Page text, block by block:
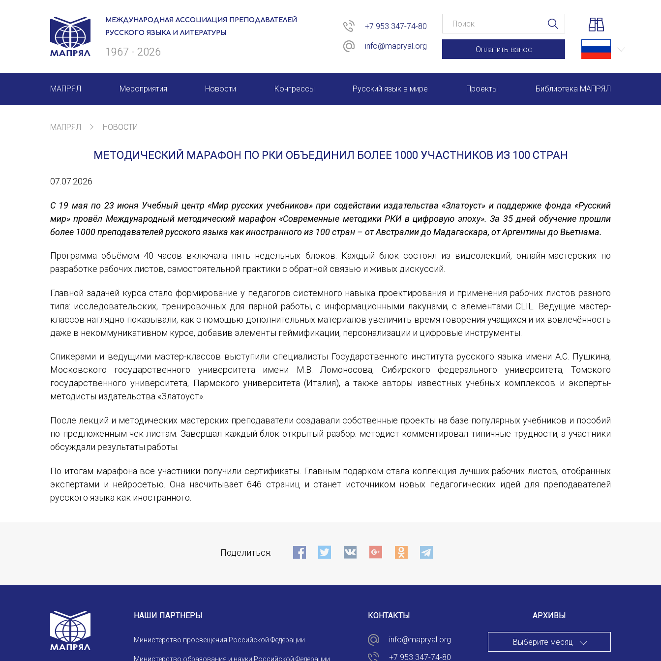
МЕЖДУНАРОДНАЯ АССОЦИАЦИЯ ПРЕПОДАВАТЕЛЕЙ
РУССКОГО ЯЗЫКА И ЛИТЕРАТУРЫ
1967 - 2026
+7 953 347-74-80
info@mapryal.org Оплатить взнос
МАПРЯЛ
Ревизионная комиссия
Секретариат
Члены МАПРЯЛ
Устав МАПРЯЛ
История МАПРЯЛ
Медаль А. С. Пушкина
Оплата членских взносов МАПРЯЛ
Мероприятия
Архив мероприятий
Новости Конгрессы
XV КОНГРЕСС МАПРЯЛ
Русский язык в мире Проекты
Международный форум TERRA RUSISTICA в Рио-де-
Комплексное исследование функционирования
Международный форум TERRA RUSISTICA в Тунисе
«Дар речи: развитие языковой способности при
Год Ф.М. Достоевского: обзор мероприятий 2021
Международный образовательно-культурный форум
Форум в Гаване «Русская литература в Латинской
Мобильное приложение TORFL GO
Библиотека МАПРЯЛ
МАПРЯЛ НОВОСТИ
МЕТОДИЧЕСКИЙ МАРАФОН ПО РКИ ОБЪЕДИНИЛ БОЛЕЕ 1000 УЧАСТНИКОВ ИЗ 100 СТРАН
07.07.2026
С 19 мая по 23 июня Учебный центр «Мир русских учебников» при содействии издательства «Златоуст» и поддержке фонда «Русский
мир» провёл Международный методический марафон «Современные методики РКИ в цифровую эпоху». За 35 дней обучение прошли
более 1000 преподавателей русского языка как иностранного из 100 стран – от Австралии до Мадагаскара, от Аргентины до Вьетнама.
Программа объёмом 40 часов включала пять недельных блоков. Каждый блок состоял из видеолекций, онлайн-мастерских по
разработке рабочих листов, самостоятельной практики с обратной связью и живых дискуссий.
Главной задачей курса стало формирование у педагогов системного навыка проектирования и применения рабочих листов разного
типа: исследовательских, тренировочных для парной работы, с информационными лакунами, с элементами CLIL. Ведущие мастер-
классов наглядно показывали, как с помощью дополнительных материалов увеличить время говорения учащихся и их вовлечённость
даже в некоммуникативном курсе, добавив элементы геймификации, персонализации и цифровые инструменты.
Спикерами и ведущими мастер-классов выступили специалисты Государственного института русского языка имени А.С. Пушкина,
Московского государственного университета имени М.В. Ломоносова, Сибирского федерального университета, Томского
государственного университета, Пармского университета (Италия), а также авторы известных учебных комплексов и эксперты-
методисты издательства «Златоуст».
После лекций и методических мастерских преподаватели создавали собственные проекты на базе популярных учебников и пособий
по предложенным чек-листам. Завершал каждый блок открытый разбор: методист комментировал типичные трудности, а участники
обсуждали результаты работы.
По итогам марафона все участники получили сертификаты. Главным подарком стала коллекция лучших рабочих листов, отобранных
экспертами и нейросетью. Она насчитывает 646 страниц и станет источником новых педагогических идей для преподавателей
русского языка как иностранного.
Поделиться:
АРХИВЫ
Выберите месяц
КОНТАКТЫ
info@mapryal.org
+7 953 347-74-80
НАШИ ПАРТНЕРЫ
Министерство просвещения Российской Федерации
Министерство образования и науки Российской Федерации
E-MAIL
E-MAIL